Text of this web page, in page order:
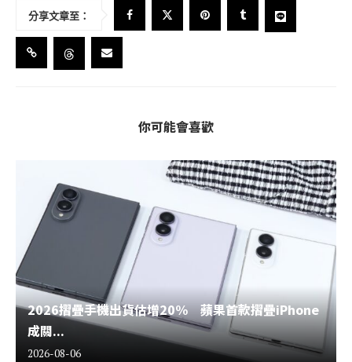
分享文章至：
你可能會喜歡
2026摺疊手機出貨估增20% 蘋果首款摺疊iPhone
成關...
2026-08-06